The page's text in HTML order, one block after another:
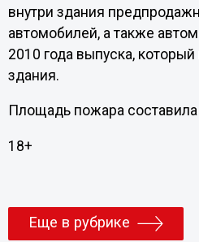
внутри здания
автомобилей, а также
2010 года выпуска,
здания.
Площадь пожара
18+
Еще в рубрике